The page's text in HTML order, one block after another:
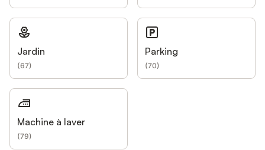
Jardin
(67)
Parking
(70)
Machine à laver
(79)